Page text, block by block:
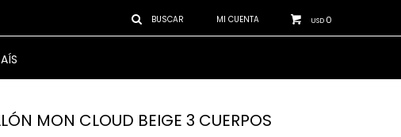
USD 0
MON CLOUD BEIGE 3 CUERPOS